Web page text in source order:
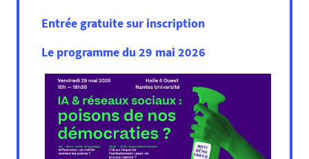
Entrée gratuite sur inscription
Le programme du 29 mai 2026